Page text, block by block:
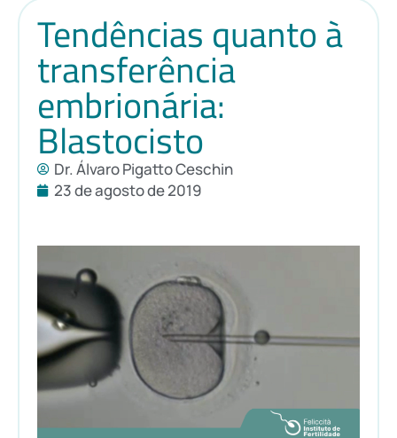
Tendências quanto à
transferência
embrionária:
Blastocisto
Dr. Álvaro Pigatto Ceschin
23 de agosto de 2019